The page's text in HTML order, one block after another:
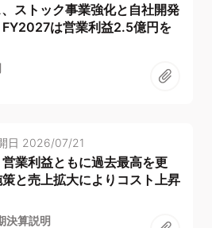
ストック事業強化と自社開発
は営業利益2.5億円を
日 2026/07/21
業利益ともに過去最高を更
と売上拡大によりコスト上昇
決算説明